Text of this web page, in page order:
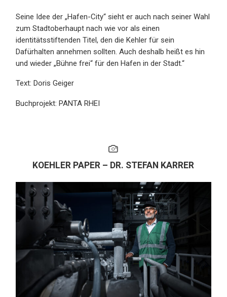
Seine Idee der „Hafen-City“ sieht er auch nach seiner Wahl
zum Stadtoberhaupt nach wie vor als einen
identitätsstiftenden Titel, den die Kehler für sein
Dafürhalten annehmen sollten. Auch deshalb heißt es hin
und wieder „Bühne frei“ für den Hafen in der Stadt.“
Text: Doris Geiger
Buchprojekt: PANTA RHEI
KOEHLER PAPER – DR. STEFAN KARRER